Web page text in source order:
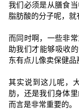
我们必须是从膳食
脂肪酸的分子呢，就
而同时啊，一些非
助我们才能够吸收
东有点儿像卖保健品
其实说到这儿呢，
肪，还是我们身体
而言是非常重要的。